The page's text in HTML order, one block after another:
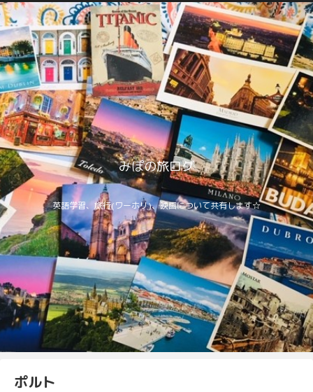
みぽの旅ログ
英語学習、旅行(ワーホリ)、映画について共有します☆
ポルト